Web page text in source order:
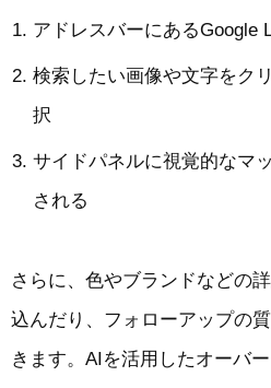
アドレスバーにあるGoogle
検索したい画像や文字をク
択
サイドパネルに視覚的なマ
される
さらに、色やブランドなどの
込んだり、フォローアップの
きます。AIを活用したオーバ